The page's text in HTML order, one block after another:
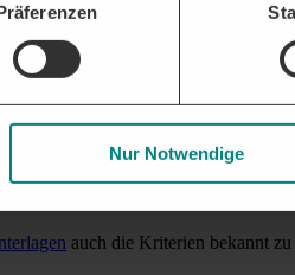
Nur Notwendige
einer unzureichenden
Zeitpunkt der Erstellung der
Bedarf zu beauftragen.
dass nicht mehr ermittelt
SIND
auch die Kriterien bekannt